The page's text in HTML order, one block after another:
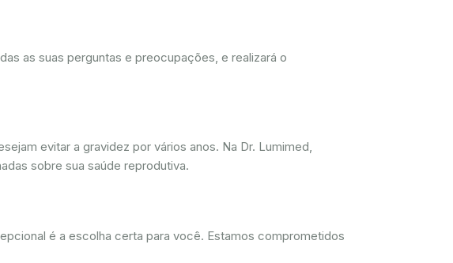
as suas perguntas e preocupações, e realizará o
evitar a gravidez por vários anos. Na Dr. Lumimed,
sobre sua saúde reprodutiva.
é a escolha certa para você. Estamos comprometidos